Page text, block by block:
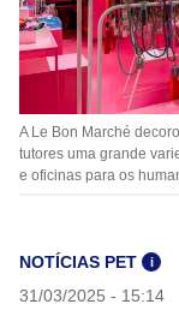
A Le Bon Marché
tutores uma grande
e oficinas para os
NOTÍCIAS PET i
31/03/2025 - 15:14